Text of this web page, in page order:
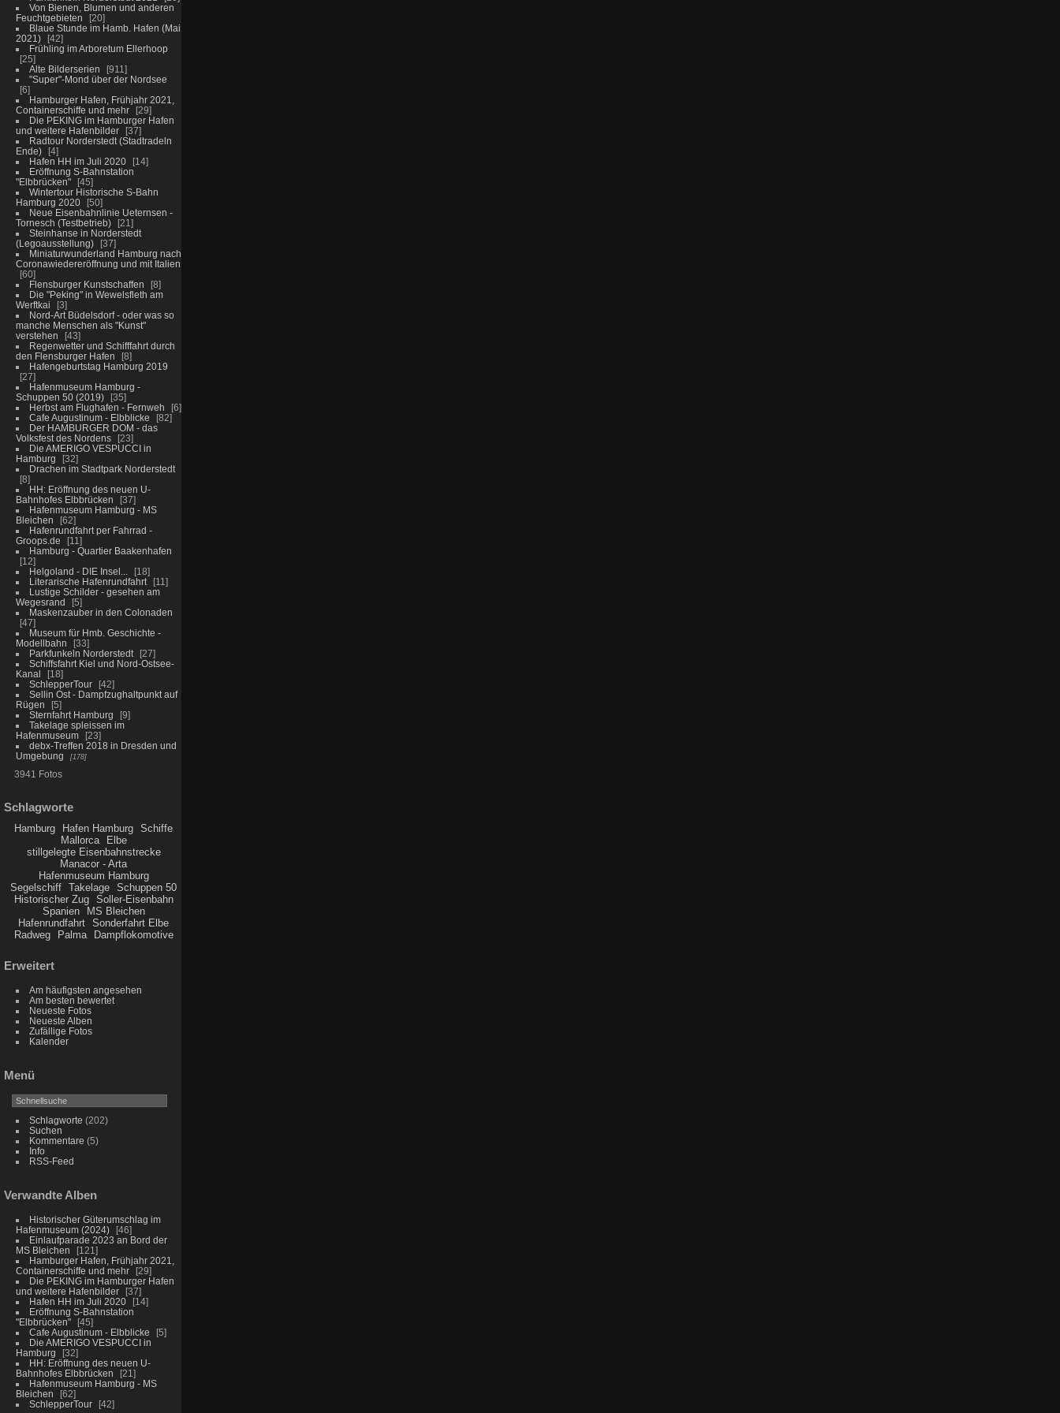
Von Bienen, Blumen und anderen
Feuchtgebieten
20
Blaue Stunde im Hamb. Hafen (Mai
2021)
42
Frühling im Arboretum Ellerhoop
25
Alte Bilderserien
911
"Super"-Mond über der Nordsee
6
Hamburger Hafen, Frühjahr 2021,
Containerschiffe und mehr
29
Die PEKING im Hamburger Hafen
und weitere Hafenbilder
37
Radtour Norderstedt (Stadtradeln
Ende)
4
Hafen HH im Juli 2020
14
Eröffnung S-Bahnstation
"Elbbrücken"
45
Wintertour Historische S-Bahn
Hamburg 2020
50
Neue Eisenbahnlinie Ueternsen -
Tornesch (Testbetrieb)
21
Steinhanse in Norderstedt
(Legoausstellung)
37
Miniaturwunderland Hamburg nach
Coronawiedereröffnung und mit Italien
60
Flensburger Kunstschaffen
8
Die "Peking" in Wewelsfleth am
Werftkai
3
Nord-Art Büdelsdorf - oder was so
manche Menschen als "Kunst"
verstehen
43
Regenwetter und Schifffahrt durch
den Flensburger Hafen
8
Hafengeburtstag Hamburg 2019
27
Hafenmuseum Hamburg -
Schuppen 50 (2019)
35
Herbst am Flughafen - Fernweh
6
Cafe Augustinum - Elbblicke
82
Der HAMBURGER DOM - das
Volksfest des Nordens
23
Die AMERIGO VESPUCCI in
Hamburg
32
Drachen im Stadtpark Norderstedt
8
HH: Eröffnung des neuen U-
Bahnhofes Elbbrücken
37
Hafenmuseum Hamburg - MS
Bleichen
62
Hafenrundfahrt per Fahrrad -
Groops.de
11
Hamburg - Quartier Baakenhafen
12
Helgoland - DIE Insel...
18
Literarische Hafenrundfahrt
11
Lustige Schilder - gesehen am
Wegesrand
5
Maskenzauber in den Colonaden
47
Museum für Hmb. Geschichte -
Modellbahn
33
Parkfunkeln Norderstedt
27
Schiffsfahrt Kiel und Nord-Ostsee-
Kanal
18
SchlepperTour
42
Sellin Ost - Dampfzughaltpunkt auf
Rügen
5
Sternfahrt Hamburg
9
Takelage spleissen im
Hafenmuseum
23
debx-Treffen 2018 in Dresden und
Umgebung
178
3941 Fotos
Schlagworte
Hamburg Hafen Hamburg
Schiffe
Mallorca
Elbe
stillgelegte Eisenbahnstrecke
Manacor - Arta
Hafenmuseum Hamburg
Segelschiff
Takelage
Schuppen 50
Historischer Zug
Soller-Eisenbahn
Spanien
MS Bleichen
Hafenrundfahrt
Sonderfahrt Elbe
Radweg
Palma Dampflokomotive
Erweitert
Am häufigsten angesehen
Am besten bewertet
Neueste Fotos
Neueste Alben
Zufällige Fotos
Kalender
Menü
Schlagworte (202)
Suchen
Kommentare (5)
Info
RSS-Feed
Verwandte Alben
Historischer Güterumschlag im
Hafenmuseum (2024)
46
Einlaufparade 2023 an Bord der
MS Bleichen
121
Hamburger Hafen, Frühjahr 2021,
Containerschiffe und mehr
29
Die PEKING im Hamburger Hafen
und weitere Hafenbilder
37
Hafen HH im Juli 2020
14
Eröffnung S-Bahnstation
"Elbbrücken"
45
Cafe Augustinum - Elbblicke
5
Die AMERIGO VESPUCCI in
Hamburg
32
HH: Eröffnung des neuen U-
Bahnhofes Elbbrücken
21
Hafenmuseum Hamburg - MS
Bleichen
62
SchlepperTour
42